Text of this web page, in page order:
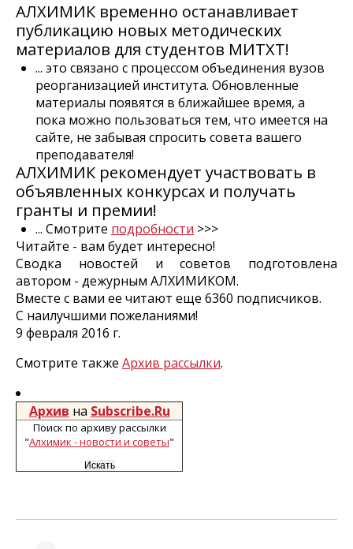
АЛХИМИК временно останавливает
публикацию новых методических
материалов для студентов МИТХТ!
... это связано с процессом объединения вузов
реорганизацией института. Обновленные
материалы появятся в ближайшее время, а
пока можно пользоваться тем, что имеется на
сайте, не забывая спросить совета вашего
преподавателя!
АЛХИМИК рекомендует участвовать в
объявленных конкурсах и получать
гранты и премии!
... Смотрите подробности >>>
Читайте - вам будет интересно!
Сводка новостей и советов подготовлена
автором - дежурным АЛХИМИКОМ.
Вместе с вами ее читают еще 6360 подписчиков.
С наилучшими пожеланиями!
9 февраля 2016 г.
Смотрите также Архив рассылки.
Архив на Subscribe.Ru
Поиск по архиву рассылки
"Алхимик - новости и советы"